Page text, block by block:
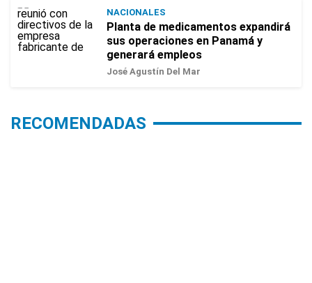
NACIONALES
Planta de medicamentos expandirá
sus operaciones en Panamá y
generará empleos
José Agustín Del Mar
RECOMENDADAS